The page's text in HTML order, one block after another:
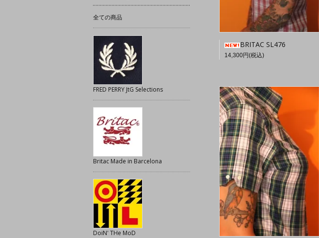
BRITAC SL476
14,300円(税込)
全ての商品
FRED PERRY JtG Selections
Britac Made in Barcelona
DoiN' THe MoD